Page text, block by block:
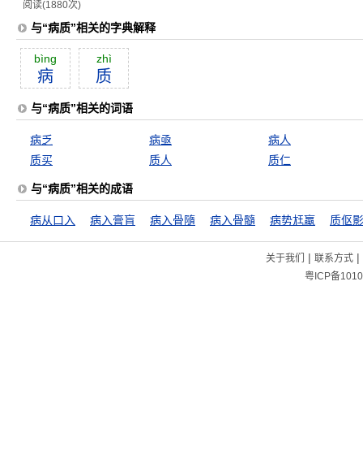
阅读(1880次)
与“病质”相关的字典解释
bìng
病
zhì
质
与“病质”相关的词语
病乏 病亟
病人
质买
质人 质仁
与“病质”相关的成语
病从口入 病入膏肓 病入骨隨 病入骨髓 病势尪羸 质伛
关于我们 | 联系方式|
粤ICP备